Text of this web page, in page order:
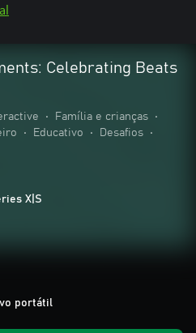
Celebrating Beats
• Família e crianças
•
• Educativo • Desafios
•
X|S
portátil